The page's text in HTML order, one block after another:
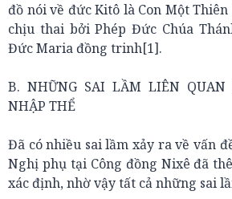
đồ nói về đức Kitô là Con Một
chịu thai bởi Phép Đức Chúa
Đức Maria đồng trinh[1].
B. NHỮNG SAI LẦM LIÊN
NHẬP THỂ
Đã có nhiều sai lầm xảy ra về vấn
Nghị phụ tại Công đồng Nixê đã
xác định, nhờ vậy tất cả những sai